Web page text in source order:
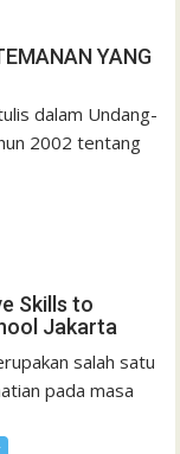
YANG
dalam Undang-
2002 tentang
Skills to
Jakarta
salah satu
pada masa